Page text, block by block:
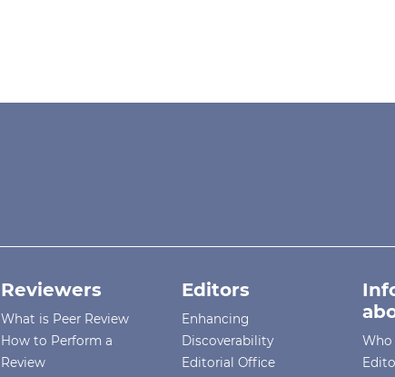
Reviewers
What is Peer Review
How to Perform a
Review
Editors
Enhancing
Discoverability
Editorial Office
Who